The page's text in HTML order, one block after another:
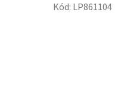
Kód: LP861104